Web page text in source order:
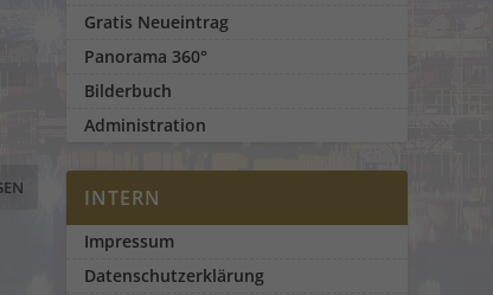
Gratis Neueintrag
Panorama 360°
Bilderbuch
Administration
INTERN
Impressum
Datenschutzerklärung